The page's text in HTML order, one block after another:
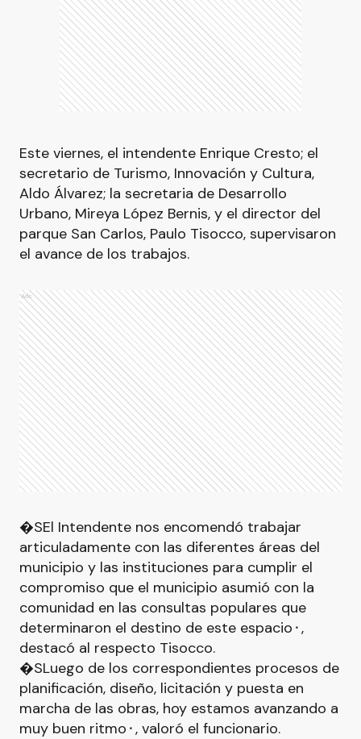
Este viernes, el intendente Enrique Cresto; el
secretario de Turismo, Innovación y Cultura,
Aldo Álvarez; la secretaria de Desarrollo
Urbano, Mireya López Bernis, y el director del
parque San Carlos, Paulo Tisocco, supervisaron
el avance de los trabajos.
Ads
�SEl Intendente nos encomendó trabajar
articuladamente con las diferentes áreas del
municipio y las instituciones para cumplir el
compromiso que el municipio asumió con la
comunidad en las consultas populares que
determinaron el destino de este espacio⬝,
destacó al respecto Tisocco.
�SLuego de los correspondientes procesos de
planificación, diseño, licitación y puesta en
marcha de las obras, hoy estamos avanzando a
muy buen ritmo⬝, valoró el funcionario.